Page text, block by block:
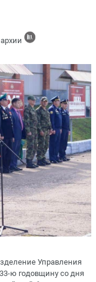
Управления
ю годовщину со дня